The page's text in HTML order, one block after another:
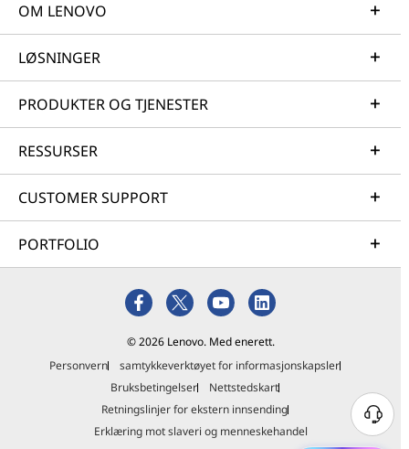
OM LENOVO
LØSNINGER
PRODUKTER OG TJENESTER
RESSURSER
CUSTOMER SUPPORT
PORTFOLIO
© 2026 Lenovo. Med enerett.
Personvern
samtykkeverktøyet for informasjonskapsler
Bruksbetingelser
Nettstedskart
Retningslinjer for ekstern innsending
Erklæring mot slaveri og menneskehandel